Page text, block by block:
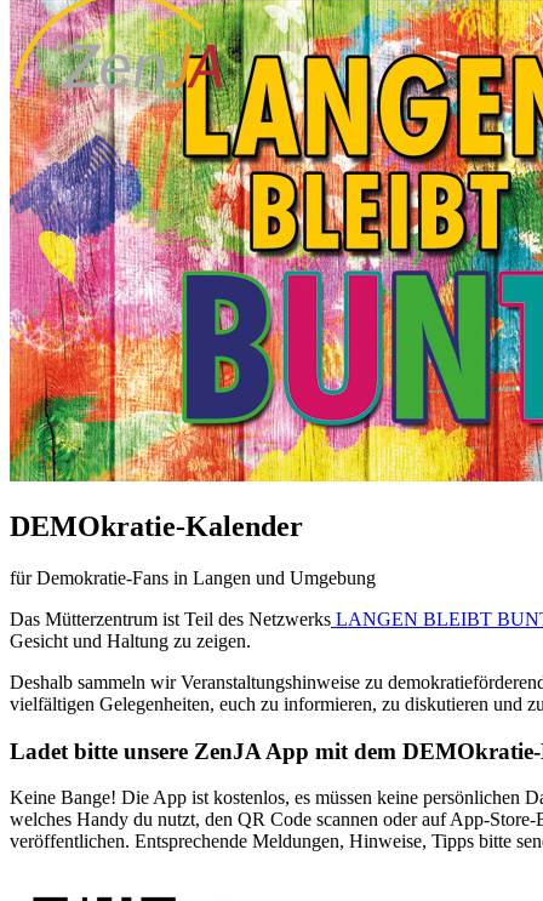
DEMOkratie-Kalender
für Demokratie-Fans in Langen und Umgebung
Das Mütterzentrum ist Teil des Netzwerks LANGEN BLEIBT
Gesicht und Haltung zu zeigen.
Deshalb sammeln wir Veranstaltungshinweise zu
vielfältigen Gelegenheiten, euch zu informieren, zu diskutieren und
Ladet bitte unsere ZenJA App mit dem
Keine Bange! Die App ist kostenlos, es müssen keine persönlichen
welches Handy du nutzt, den QR Code scannen oder auf App-
veröffentlichen. Entsprechende Meldungen, Hinweise, Tipps bitte